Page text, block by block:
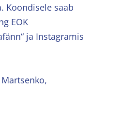
Koondisele saab
EOK
ja Instagramis